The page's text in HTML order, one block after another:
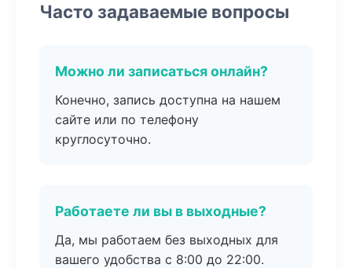
Часто задаваемые вопросы
Можно ли записаться онлайн?
Конечно, запись доступна на нашем
сайте или по телефону
круглосуточно.
Работаете ли вы в выходные?
Да, мы работаем без выходных для
вашего удобства с 8:00 до 22:00.